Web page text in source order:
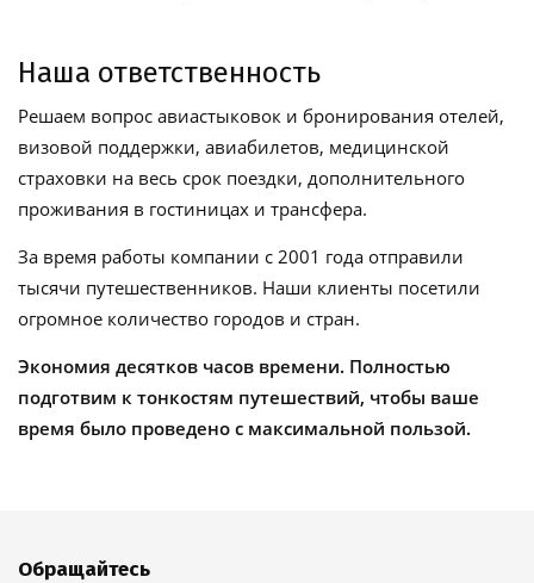
Наша ответственность
Решаем вопрос авиастыковок и бронирования отелей,
визовой поддержки, авиабилетов, медицинской
страховки на весь срок поездки, дополнительного
проживания в гостиницах и трансфера.
За время работы компании с 2001 года отправили
тысячи путешественников. Наши клиенты посетили
огромное количество городов и стран.
Экономия десятков часов времени. Полностью
подготвим к тонкостям путешествий, чтобы ваше
время было проведено с максимальной пользой.
Обращайтесь